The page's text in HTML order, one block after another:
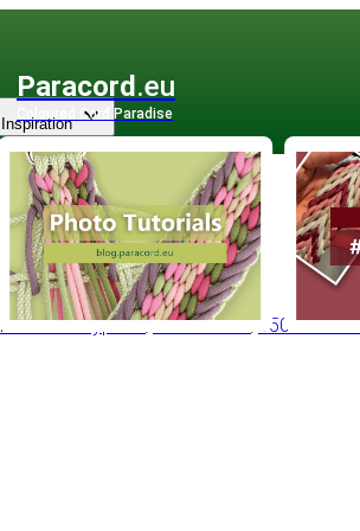
Paracord .eu
Coloured Cord Paradise
Inspiration
Paracord Type III/Basisfarben/550